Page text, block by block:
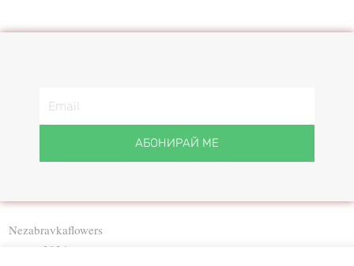
АБОНИРАЙ МЕ
Nezabravkaflowers
2024